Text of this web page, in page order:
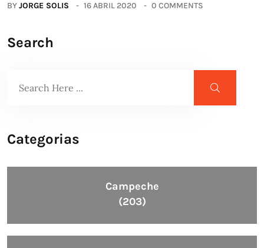
BYJORGE SOLIS 16 ABRIL 2020 0 COMMENTS
Search
Categorias
Campeche
(203)